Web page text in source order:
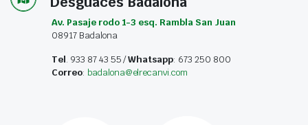
Av. Pasaje rodo 1-3 esq. Rambla San Juan
08917 Badalona
Tel. 933 87 43 55 /Whatsapp: 673 250 800
Correo: badalona@elrecanvi.com